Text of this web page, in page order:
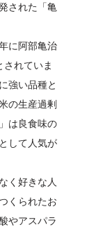
された「亀
に阿部亀治
れていま
強い品種と
の生産過剰
は良食味の
して人気が
く好きな人
くられたお
やアスパラ